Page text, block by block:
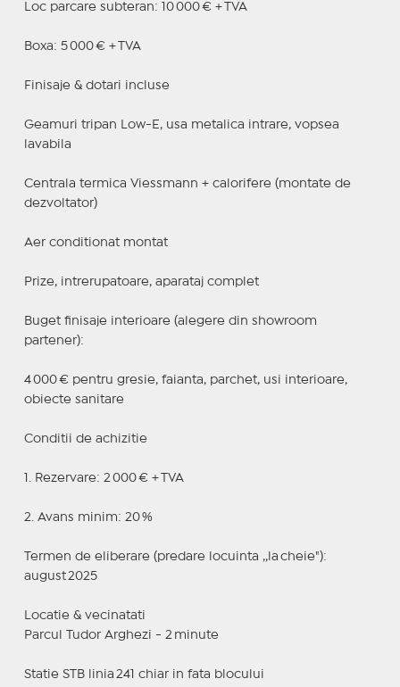
Loc parcare subteran: 10 000 € + TVA
Boxa: 5 000 € + TVA
Finisaje & dotari incluse
Geamuri tripan Low-E, usa metalica intrare, vopsea
lavabila
Centrala termica Viessmann + calorifere (montate de
dezvoltator)
Aer conditionat montat
Prize, intrerupatoare, aparataj complet
Buget finisaje interioare (alegere din showroom
partener):
4 000 € pentru gresie, faianta, parchet, usi interioare,
obiecte sanitare
Conditii de achizitie
1. Rezervare: 2 000 € + TVA
2. Avans minim: 20 %
Termen de eliberare (predare locuinta ,,la cheie"):
august 2025
Locatie & vecinatati
Parcul Tudor Arghezi - 2 minute
Statie STB linia 241 chiar in fata blocului